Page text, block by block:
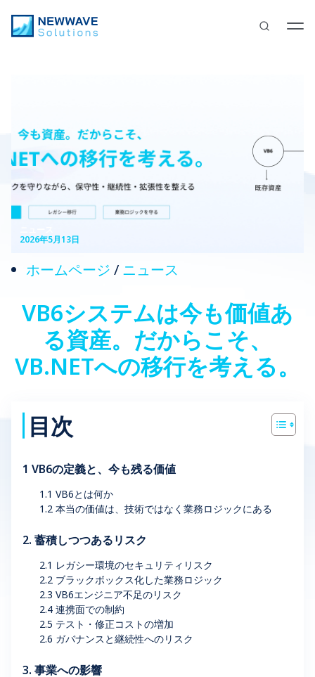
2026年5月13日
ホームページ / ニュース
VB6システムは今も価値あ
る資産。だからこそ、
VB.NETへの移行を考える。
目次
1 VB6の定義と、今も残る価値
1.1 VB6とは何か
1.2 本当の価値は、技術ではなく業務ロジックにある
2. 蓄積しつつあるリスク
2.1 レガシー環境のセキュリティリスク
2.2 ブラックボックス化した業務ロジック
2.3 VB6エンジニア不足のリスク
2.4 連携面での制約
2.5 テスト・修正コストの増加
2.6 ガバナンスと継続性へのリスク
3. 事業への影響